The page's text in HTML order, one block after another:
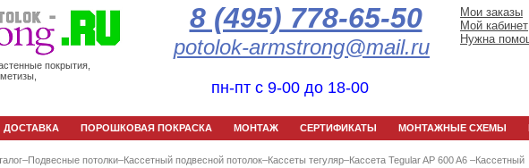
покрытия,
8 (495) 778-65-50
potolok-armstrong@mail.ru
пн-пт с 9-00 до 18-00
ДОСТАВКА ПОРОШКОВАЯ ПОКРАСКА МОНТАЖ СЕРТИФИКАТЫ МОНТАЖНЫЕ СХЕМЫ
Мои заказы
Мой кабинет
Нужна
–Подвесные потолки–Кассетный подвесной потолок–Кассеты тегуляр–Кассета Tegular AP 600 A6 –Кассетный